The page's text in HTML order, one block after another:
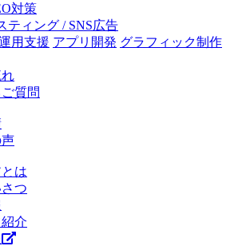
対策
ティング / SNS広告
用支援 アプリ開発 グラフィック制作
質問
は
つ
介